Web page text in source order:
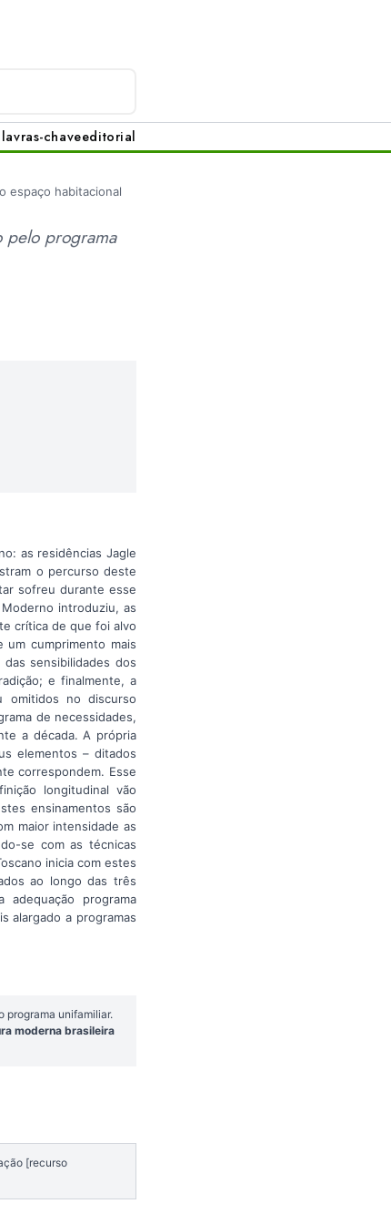
chaveeditorial
espaço habitacional
pelo programa
as residências Jagle
o percurso deste
sofreu durante esse
introduziu, as
crítica de que foi alvo
cumprimento mais
sensibilidades dos
e finalmente, a
omitidos no discurso
de necessidades,
a década. A própria
elementos – ditados
correspondem. Esse
longitudinal vão
ensinamentos são
maior intensidade as
se com as técnicas
inicia com estes
ao longo das três
programa
alargado a programas
programa unifamiliar.
moderna brasileira
[recurso